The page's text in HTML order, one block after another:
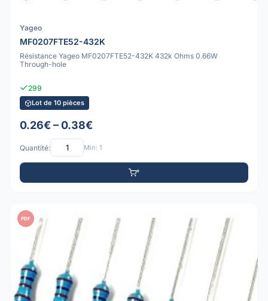
Yageo
MF0207FTE52-432K
Résistance Yageo MF0207FTE52-432K 432k Ohms 0.66W
Through-hole
299
Lot de 10 pièces
0.26€ – 0.38€
Quantité: Min: 1
PDF